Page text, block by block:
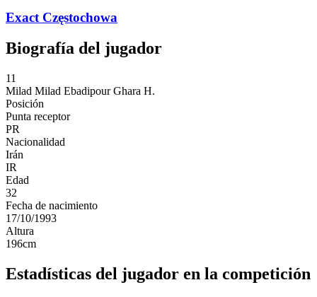
Exact Częstochowa
Biografía del jugador
11
Milad Milad Ebadipour Ghara H.
Posición
Punta receptor
PR
Nacionalidad
Irán
IR
Edad
32
Fecha de nacimiento
17/10/1993
Altura
196cm
Estadísticas del jugador en la competición